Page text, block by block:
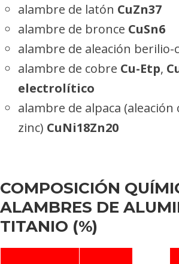
alambre de latón CuZn37
alambre de bronce CuSn6
alambre de aleación berilio-
alambre de cobre Cu-Etp,
electrolítico
alambre de alpaca
zinc) CuNi18Zn20
COMPOSICIÓN
ALAMBRES DE
TITANIO (%)